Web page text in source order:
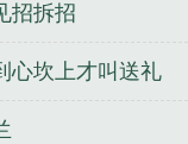
招拆招
心坎上才叫送礼